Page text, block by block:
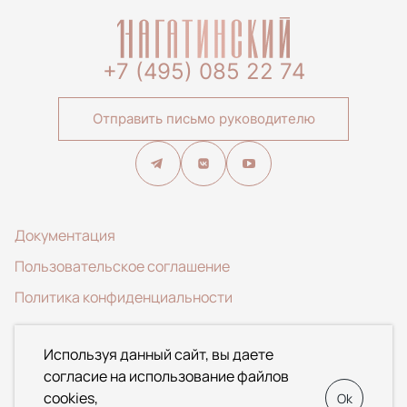
+7 (495) 085 22 74
Отправить письмо руководителю
Документация
Пользовательское соглашение
Политика конфиденциальности
«АЛЬФА». Данный Интернет-сайт носит исключительно
информационный характер и ни при каких условиях не
является публичной офертой, определяемой положениями
Используя данный сайт, вы даете
согласие на использование файлов
cookies,
Ok